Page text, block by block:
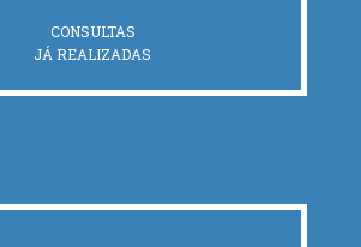
CONSULTAS
JÁ REALIZADAS